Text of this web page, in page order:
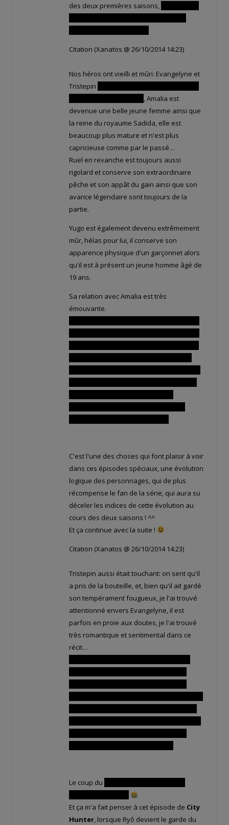
des deux premières saisons,
Citation (Xanatos @ 26/10/2014 14:23)
Nos héros ont vieilli et mûri: Evangelyne et
Tristepin
, Amalia est
devenue une belle jeune femme ainsi que
la reine du royaume Sadida, elle est
beaucoup plus mature et n'est plus
capricieuse comme par le passé…
Ruel en revanche est toujours aussi
rigolard et conserve son extraordinaire
pêche et son appât du gain ainsi que son
avarice légendaire sont toujours de la
partie.
Yugo est également devenu extrêmement
mûr, hélas pour lui, il conserve son
apparence physique d'un garçonnet alors
qu'il est à présent un jeune homme âgé de
19 ans.
Sa relation avec Amalia est très
émouvante.
C'est l'une des choses qui font plaisir à voir
dans ces épisodes spéciaux, une évolution
logique des personnages, qui de plus
récompense le fan de la série, qui aura su
déceler les indices de cette évolution au
cours des deux saisons ! ^^
Et ça continue avec la suite !
Citation (Xanatos @ 26/10/2014 14:23)
Tristepin aussi était touchant: on sent qu'il
a pris de la bouteille, et, bien qu'il ait gardé
son tempérament fougueux, je l'ai trouvé
attentionné envers Evangelyne, il est
parfois en proie aux doutes, je l'ai trouvé
très romantique et sentimental dans ce
récit…
Le coup du
Et ça m'a fait penser à cet épisode de City
Hunter, lorsque Ryô devient le garde du